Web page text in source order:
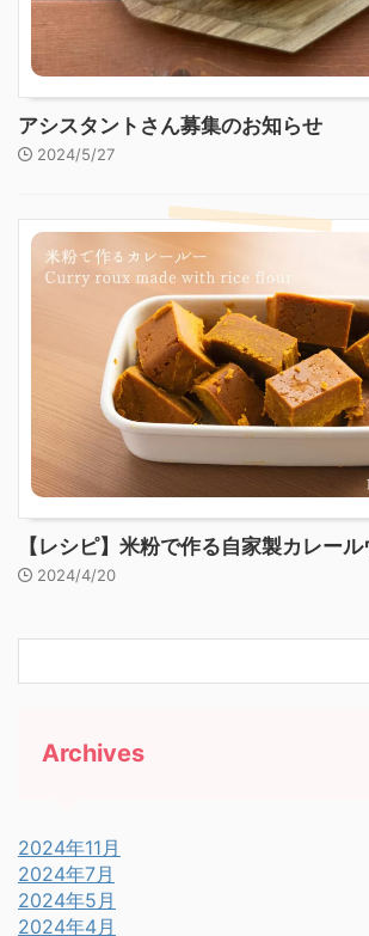
アシスタントさん募集のお知らせ
2024/5/27
【レシピ】米粉で作る自家製カレール
2024/4/20
Archives
2024年11月
2024年7月
2024年5月
2024年4月